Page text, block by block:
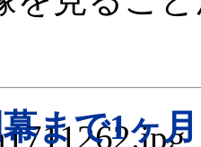
幕まで1ヶ